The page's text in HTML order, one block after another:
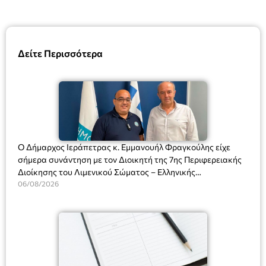
Δείτε Περισσότερα
Ο Δήμαρχος Ιεράπετρας κ. Εμμανουήλ Φραγκούλης είχε
σήμερα συνάντηση με τον Διοικητή της 7ης Περιφερειακής
Διοίκησης του Λιμενικού Σώματος – Ελληνικής
Ακτοφυλακής (Λ.Σ.-ΕΛ.ΑΚΤ.), Αρχιπλοίαρχο Λ.Σ. κ. Ιωάννη
06/08/2026